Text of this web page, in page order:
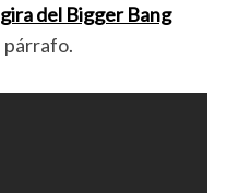
del Bigger Bang
párrafo.